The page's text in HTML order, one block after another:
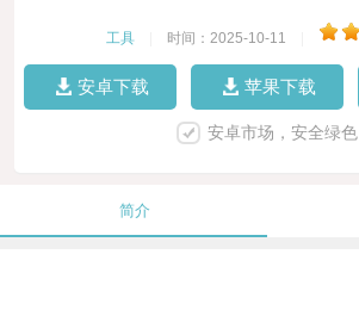
工具 时间：2025-10-11
安卓下载 苹果下载
安卓市场，安全绿色
简介